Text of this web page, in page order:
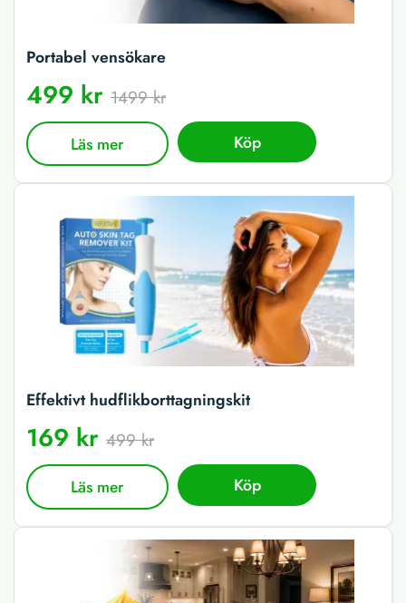
Portabel vensökare
499 kr 1499 kr
Läs mer Köp
Effektivt hudflikborttagningskit
169 kr 499 kr
Läs mer Köp